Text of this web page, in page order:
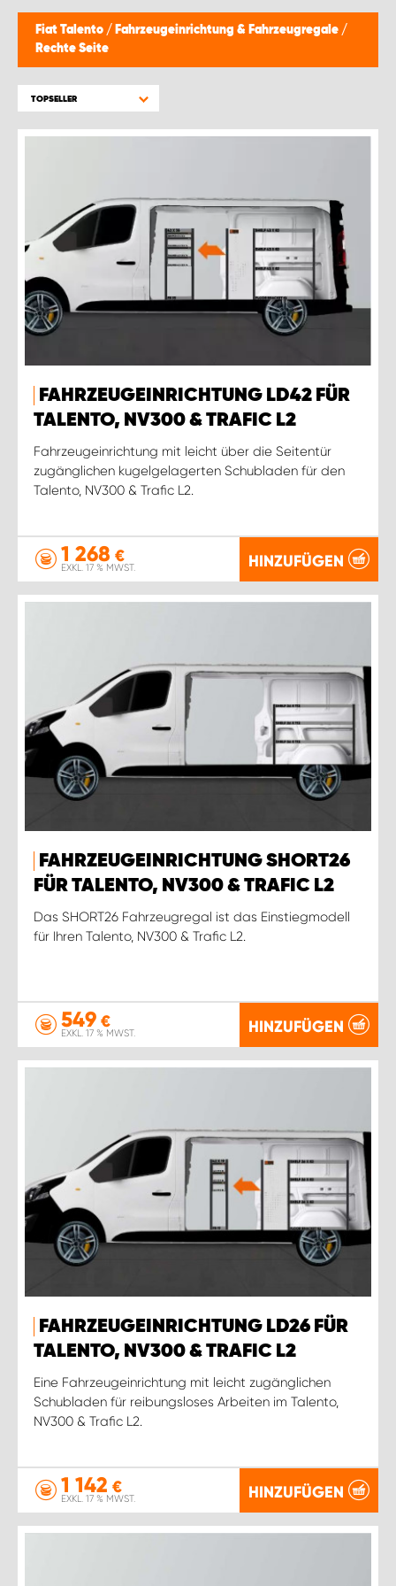
Fiat Talento / Fahrzeugeinrichtung & Fahrzeugregale /
Rechte Seite
TOPSELLER
FAHRZEUGEINRICHTUNG LD42 FÜR
TALENTO, NV300 & TRAFIC L2
Fahrzeugeinrichtung mit leicht über die Seitentür
zugänglichen kugelgelagerten Schubladen für den
Talento, NV300 & Trafic L2.
1 268 €
EXKL. 17 % MWST. HINZUFÜGEN
FAHRZEUGEINRICHTUNG SHORT26
FÜR TALENTO, NV300 & TRAFIC L2
Das SHORT26 Fahrzeugregal ist das Einstiegmodell
für Ihren Talento, NV300 & Trafic L2.
549 €
EXKL. 17 % MWST. HINZUFÜGEN
FAHRZEUGEINRICHTUNG LD26 FÜR
TALENTO, NV300 & TRAFIC L2
Eine Fahrzeugeinrichtung mit leicht zugänglichen
Schubladen für reibungsloses Arbeiten im Talento,
NV300 & Trafic L2.
1 142 €
EXKL. 17 % MWST. HINZUFÜGEN